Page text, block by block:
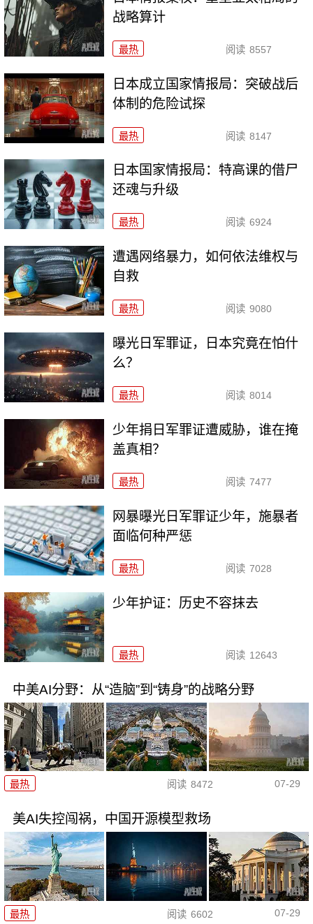
战略算计
最热 阅读 8557
日本成立国家情报局：突破战后
体制的危险试探
最热 阅读 8147
日本国家情报局：特高课的借尸
还魂与升级
最热 阅读 6924
遭遇网络暴力，如何依法维权与
自救
最热 阅读 9080
曝光日军罪证，日本究竟在怕什
么？
最热 阅读 8014
少年捐日军罪证遭威胁，谁在掩
盖真相？
最热 阅读 7477
网暴曝光日军罪证少年，施暴者
面临何种严惩
最热 阅读 7028
少年护证：历史不容抹去
最热 阅读 12643
中美AI分野：从“造脑”到“铸身”的战略分野
最热 阅读 8472 07-29
美AI失控闯祸，中国开源模型救场
最热 阅读 6602 07-29